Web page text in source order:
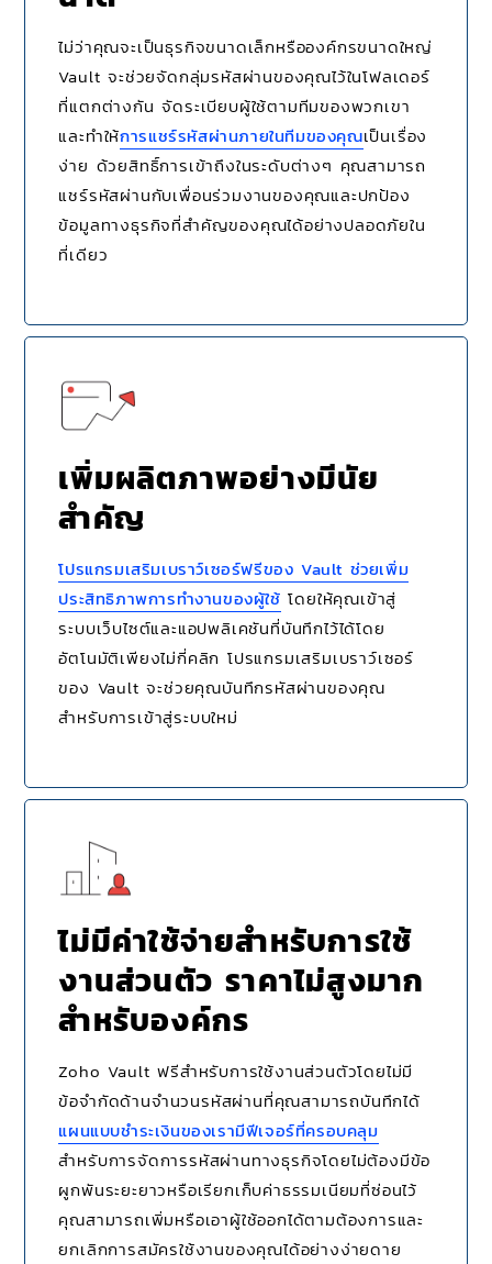
ไม่ว่าคุณจะเป็นธุรกิจขนาดเล็กหรือองค์กรขนาดใหญ่
Vault จะช่วยจัดกลุ่มรหัสผ่านของคุณไว้ในโฟลเดอร์
ที่แตกต่างกัน จัดระเบียบผู้ใช้ตามทีมของพวกเขา
และทำให้การแชร์รหัสผ่านภายในทีมของคุณเป็นเรื่อง
ง่าย ด้วยสิทธิ์การเข้าถึงในระดับต่างๆ คุณสามารถ
แชร์รหัสผ่านกับเพื่อนร่วมงานของคุณและปกป้อง
ข้อมูลทางธุรกิจที่สำคัญของคุณได้อย่างปลอดภัยใน
ที่เดียว
เพิ่มผลิตภาพอย่างมีนัย
สำคัญ
โปรแกรมเสริมเบราว์เซอร์ฟรีของ Vault ช่วยเพิ่ม
ประสิทธิภาพการทำงานของผู้ใช้ โดยให้คุณเข้าสู่
ระบบเว็บไซต์และแอปพลิเคชันที่บันทึกไว้ได้โดย
อัตโนมัติเพียงไม่กี่คลิก โปรแกรมเสริมเบราว์เซอร์
ของ Vault จะช่วยคุณบันทึกรหัสผ่านของคุณ
สำหรับการเข้าสู่ระบบใหม่
ไม่มีค่าใช้จ่ายสำหรับการใช้
งานส่วนตัว ราคาไม่สูงมาก
สำหรับองค์กร
Zoho Vault ฟรีสำหรับการใช้งานส่วนตัวโดยไม่มี
ข้อจำกัดด้านจำนวนรหัสผ่านที่คุณสามารถบันทึกได้
แผนแบบชำระเงินของเรามีฟีเจอร์ที่ครอบคลุม
สำหรับการจัดการรหัสผ่านทางธุรกิจโดยไม่ต้องมีข้อ
ผูกพันระยะยาวหรือเรียกเก็บค่าธรรมเนียมที่ซ่อนไว้
คุณสามารถเพิ่มหรือเอาผู้ใช้ออกได้ตามต้องการและ
ยกเลิกการสมัครใช้งานของคุณได้อย่างง่ายดาย